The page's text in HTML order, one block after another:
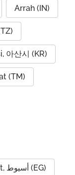
Arrah (IN)
아산시 (KR)
(TM)
Asyut, أسيوط (EG)